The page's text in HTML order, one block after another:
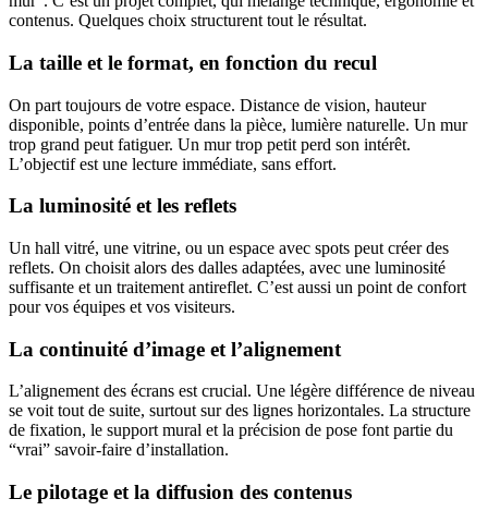
contenus. Quelques choix structurent tout le résultat.
La taille et le format, en fonction du recul
On part toujours de votre espace. Distance de vision, hauteur
disponible, points d’entrée dans la pièce, lumière naturelle. Un mur
trop grand peut fatiguer. Un mur trop petit perd son intérêt.
L’objectif est une lecture immédiate, sans effort.
La luminosité et les reflets
Un hall vitré, une vitrine, ou un espace avec spots peut créer des
reflets. On choisit alors des dalles adaptées, avec une luminosité
suffisante et un traitement antireflet. C’est aussi un point de confort
pour vos équipes et vos visiteurs.
La continuité d’image et l’alignement
L’alignement des écrans est crucial. Une légère différence de niveau
se voit tout de suite, surtout sur des lignes horizontales. La structure
de fixation, le support mural et la précision de pose font partie du
“vrai” savoir-faire d’installation.
Le pilotage et la diffusion des contenus